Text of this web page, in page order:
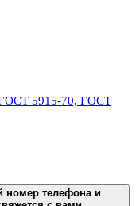
ГОСТ 5915-70, ГОСТ
номер телефона и